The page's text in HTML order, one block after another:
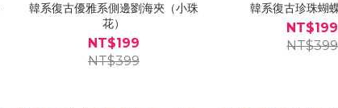
韓系復古優雅系側邊劉海夾（小珠
花）
NT$199
NT$399
韓系復古珍珠蝴
NT$199
NT$399